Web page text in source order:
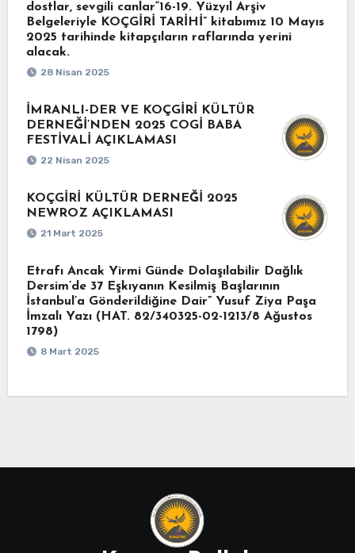
dostlar, sevgili canlar“16-19. Yüzyıl Arşiv
Belgeleriyle KOÇGİRİ TARİHİ” kitabımız 10 Mayıs
2025 tarihinde kitapçıların raflarında yerini
alacak.
28 Nisan 2025
İMRANLI-DER VE KOÇGİRİ KÜLTÜR
DERNEĞİ’NDEN 2025 COGİ BABA
FESTİVALİ AÇIKLAMASI
22 Nisan 2025
KOÇGİRİ KÜLTÜR DERNEĞİ 2025
NEWROZ AÇIKLAMASI
21 Mart 2025
Etrafı Ancak Yirmi Günde Dolaşılabilir Dağlık
Dersim’de 37 Eşkıyanın Kesilmiş Başlarının
İstanbul’a Gönderildiğine Dair” Yusuf Ziya Paşa
İmzalı Yazı (HAT. 82/340325-02-1213/8 Ağustos
1798)
8 Mart 2025